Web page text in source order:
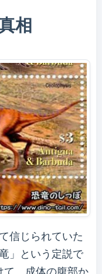
相
信じられていた
」という定説で